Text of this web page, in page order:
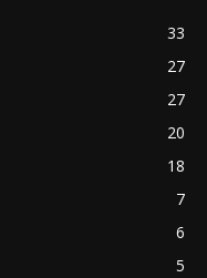
33
27
27
20
18
7
6
5